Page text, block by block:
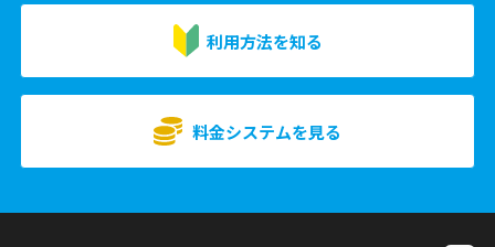
利用方法を知る
料金システムを見る